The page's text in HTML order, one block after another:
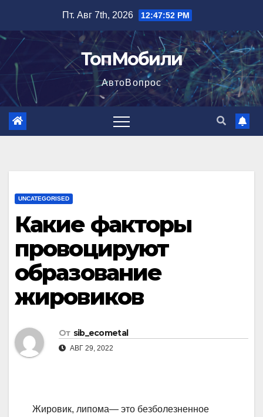
содержимому
Пт. Авг 7th, 2026 12:47:53 PM
ТопМобили
АвтоВопрос
UNCATEGORISED
Какие факторы
провоцируют
образование
жировиков
От sib_ecometal
АВГ 29, 2022
Жировик, липома— это безболезненное